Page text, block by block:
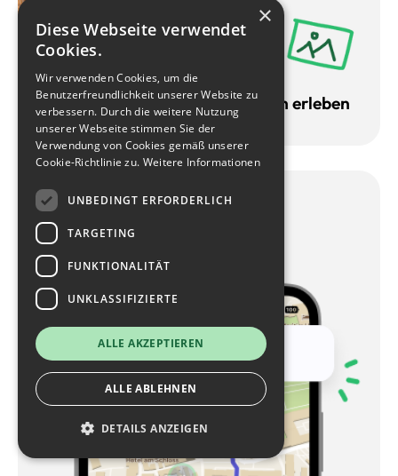
Sehenswürdigkeiten spielerisch erleben
von Punkt zu Punkt
×
Diese Webseite verwendet
Cookies.
Wir verwenden Cookies, um die
Benutzerfreundlichkeit unserer Website zu
verbessern. Durch die weitere Nutzung
unserer Webseite stimmen Sie der
Verwendung von Cookies gemäß unserer
Cookie-Richtlinie zu. Weitere Informationen
UNBEDINGT ERFORDERLICH
TARGETING
FUNKTIONALITÄT
UNKLASSIFIZIERTE
ALLE AKZEPTIEREN
ALLE ABLEHNEN
DETAILS ANZEIGEN